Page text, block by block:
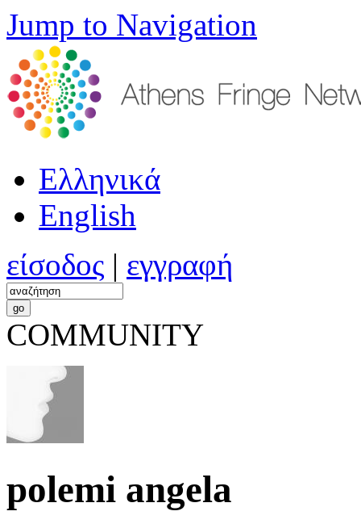
Jump to Navigation
Ελληνικά
English
είσοδος | εγγραφή
COMMUNITY
polemi angela